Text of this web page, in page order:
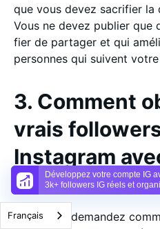
Développez votre compte IG
3k+ followers IG réels et
que vous devez sacrifier la
Vous ne devez publier que
fier de partager et qui
personnes qui suivent
3. Comment
vrais
Instagram
cadeaux
Vous vous demandez
Français